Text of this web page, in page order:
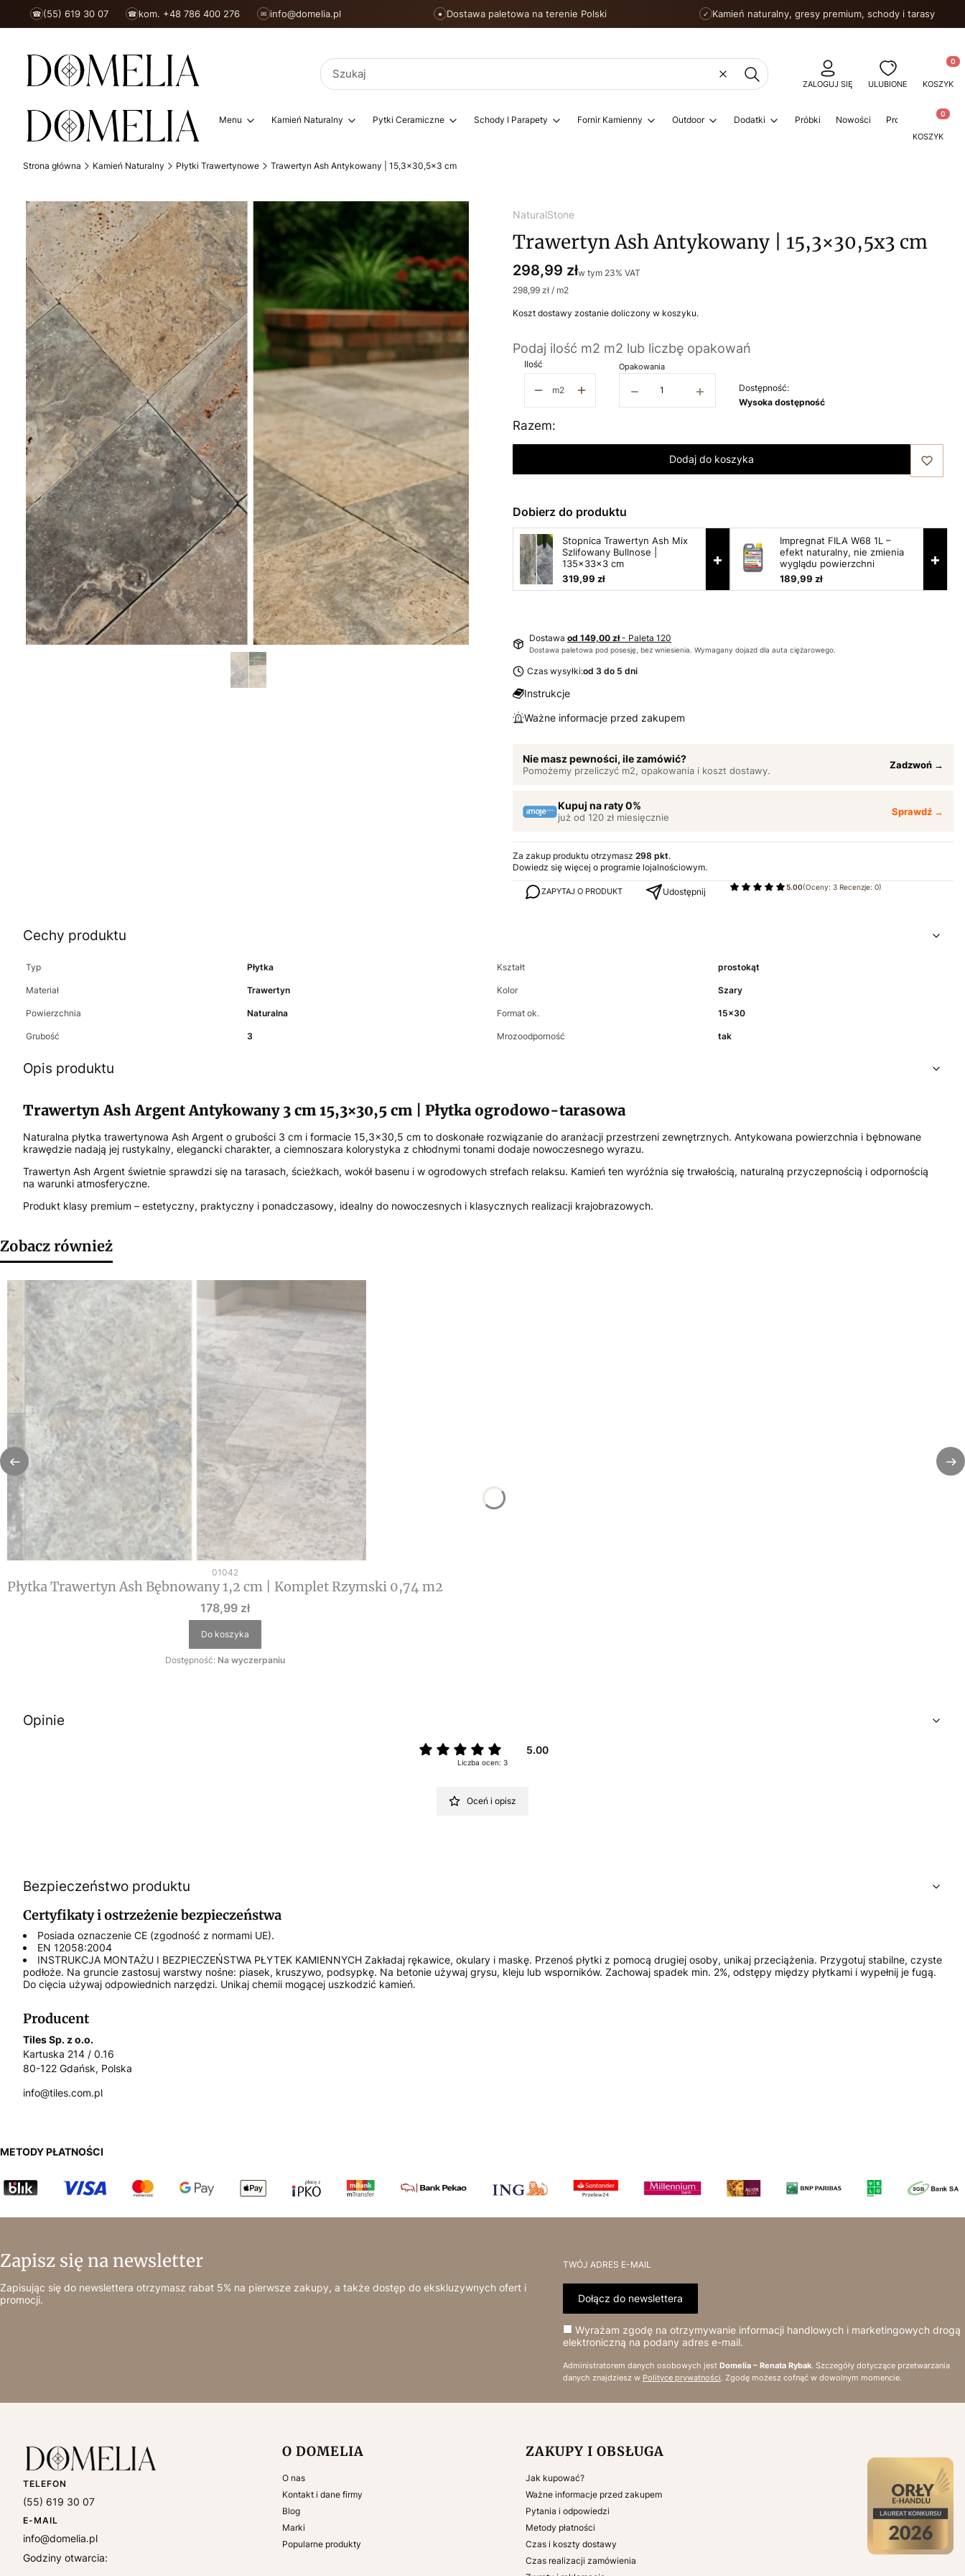
☎ (55) 619 30 07 ☎ kom. +48 786 400 276 ✉ info@domelia.pl ● Dostawa paletowa na terenie Polski ✓ Kamień naturalny, gresy premium, schody i tarasy
WyczyśćSzukaj
ZALOGUJ SIĘ ULUBIONE KOSZYK
Menu Kamień Naturalny Pytki Ceramiczne Schody I Parapety Fornir Kamienny Outdoor Dodatki Próbki Nowości PromocjeProdukty
KOSZYK
Strona główna Kamień Naturalny Płytki Trawertynowe Trawertyn Ash Antykowany | 15,3×30,5x3 cm
NaturalStone
Trawertyn Ash Antykowany | 15,3×30,5x3 cm
Cena
298,99 złw tym 23% VAT
w tym 23% VAT
298,99 zł / m2
Koszt dostawy zostanie doliczony w koszyku.
Podaj ilość m2 m2 lub liczbę opakowań
Ilość
m2
Opakowania
− +
Dostępność:
Wysoka dostępność
Razem:
Dodaj do koszyka
Dobierz do produktu
Stopnica Trawertyn Ash Mix
Szlifowany Bullnose |
135x33x3 cm
319,99 zł
+
Impregnat FILA W68 1L –
efekt naturalny, nie zmienia
wyglądu powierzchni
189,99 zł
+
Dostawa od 149,00 zł- Paleta 120
Dostawa paletowa pod posesję, bez wniesienia. Wymagany dojazd dla auta ciężarowego.
Czas wysyłki:od 3 do 5 dni
Instrukcje
Ważne informacje przed zakupem
Nie masz pewności, ile zamówić?
Pomożemy przeliczyć m2, opakowania i koszt dostawy.
Zadzwoń →
Kupuj na raty 0%
już od 120 zł miesięcznie
Sprawdź →
Za zakup produktu otrzymasz 298 pkt.
Dowiedz się więcej o programie lojalnościowym.
ZAPYTAJ O PRODUKT Udostępnij 5.00(Oceny: 3 Recenzje: 0)
Cechy produktu
Typ Płytka Kształt prostokąt
Materiał Trawertyn Kolor Szary
Powierzchnia Naturalna Format ok. 15x30
Grubość 3 Mrozoodporność tak
Opis produktu
Trawertyn Ash Argent Antykowany 3 cm 15,3×30,5 cm | Płytka ogrodowo-tarasowa
Naturalna płytka trawertynowa Ash Argent o grubości 3 cm i formacie 15,3×30,5 cm to doskonałe rozwiązanie do aranżacji przestrzeni zewnętrznych. Antykowana powierzchnia i bębnowane
krawędzie nadają jej rustykalny, elegancki charakter, a ciemnoszara kolorystyka z chłodnymi tonami dodaje nowoczesnego wyrazu.
Trawertyn Ash Argent świetnie sprawdzi się na tarasach, ścieżkach, wokół basenu i w ogrodowych strefach relaksu. Kamień ten wyróżnia się trwałością, naturalną przyczepnością i odpornością
na warunki atmosferyczne.
Produkt klasy premium – estetyczny, praktyczny i ponadczasowy, idealny do nowoczesnych i klasycznych realizacji krajobrazowych.
Zobacz również
Kod produktu
01042
Płytka Trawertyn Ash Bębnowany 1,2 cm | Komplet Rzymski 0,74 m2
Cena
178,99 zł
Do koszyka
Dostępność: Na wyczerpaniu
Opinie
5.00
Liczba ocen: 3
Oceń i opisz
Bezpieczeństwo produktu
Certyfikaty i ostrzeżenie bezpieczeństwa
Posiada oznaczenie CE (zgodność z normami UE).
EN 12058:2004
INSTRUKCJA MONTAŻU I BEZPIECZEŃSTWA PŁYTEK KAMIENNYCH Zakładaj rękawice, okulary i maskę. Przenoś płytki z pomocą drugiej osoby, unikaj przeciążenia. Przygotuj stabilne, czyste
podłoże. Na gruncie zastosuj warstwy nośne: piasek, kruszywo, podsypkę. Na betonie używaj grysu, kleju lub wsporników. Zachowaj spadek min. 2%, odstępy między płytkami i wypełnij je fugą.
Do cięcia używaj odpowiednich narzędzi. Unikaj chemii mogącej uszkodzić kamień.
Producent
Tiles Sp. z o.o.
Kartuska 214 / 0.16
80-122 Gdańsk, Polska
info@tiles.com.pl
METODY PŁATNOŚCI
Zapisz się na newsletter
Zapisując się do newslettera otrzymasz rabat 5% na pierwsze zakupy, a także dostęp do ekskluzywnych ofert i
promocji.
TWÓJ ADRES E-MAIL
Dołącz do newslettera
Wyrażam zgodę na otrzymywanie informacji handlowych i marketingowych drogą
elektroniczną na podany adres e-mail.
Administratorem danych osobowych jest Domelia – Renata Rybak. Szczegóły dotyczące przetwarzania
danych znajdziesz w Polityce prywatności. Zgodę możesz cofnąć w dowolnym momencie.
TELEFON
(55) 619 30 07
E-MAIL
info@domelia.pl
Godziny otwarcia:
Linki w stopce
O DOMELIA
O nas
Kontakt i dane firmy
Blog
Marki
Popularne produkty
ZAKUPY I OBSŁUGA
Jak kupować?
Ważne informacje przed zakupem
Pytania i odpowiedzi
Metody płatności
Czas i koszty dostawy
Czas realizacji zamówienia